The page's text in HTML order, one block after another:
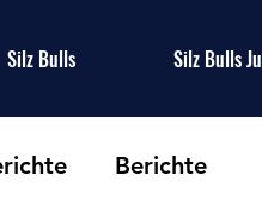
Silz Bulls Silz Bulls
Berichte